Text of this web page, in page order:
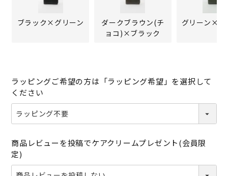
ブラック×グリーン
ダークブラウン(チ
ョコ)×ブラック
グリーン×ブ
ラッピングご希望の方は「ラッピング希望」を選択して
ください
商品レビューを投稿でケアクリームプレゼント(会員限
定)